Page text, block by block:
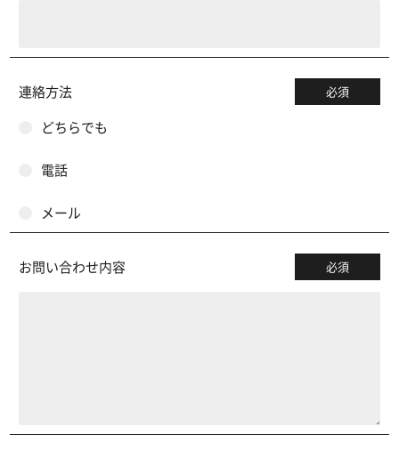
連絡方法 必須
どちらでも
電話
メール
お問い合わせ内容 必須